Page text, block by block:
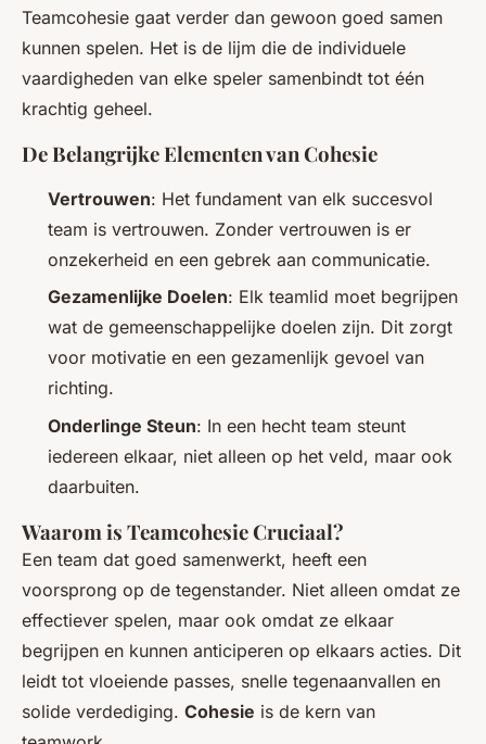
Teamcohesie gaat verder dan gewoon goed samen
kunnen spelen. Het is de lijm die de individuele
vaardigheden van elke speler samenbindt tot één
krachtig geheel.
De Belangrijke Elementen van Cohesie
Vertrouwen: Het fundament van elk succesvol
team is vertrouwen. Zonder vertrouwen is er
onzekerheid en een gebrek aan communicatie.
Gezamenlijke Doelen: Elk teamlid moet begrijpen
wat de gemeenschappelijke doelen zijn. Dit zorgt
voor motivatie en een gezamenlijk gevoel van
richting.
Onderlinge Steun: In een hecht team steunt
iedereen elkaar, niet alleen op het veld, maar ook
daarbuiten.
Waarom is Teamcohesie Cruciaal?
Een team dat goed samenwerkt, heeft een
voorsprong op de tegenstander. Niet alleen omdat ze
effectiever spelen, maar ook omdat ze elkaar
begrijpen en kunnen anticiperen op elkaars acties. Dit
leidt tot vloeiende passes, snelle tegenaanvallen en
solide verdediging. Cohesie is de kern van